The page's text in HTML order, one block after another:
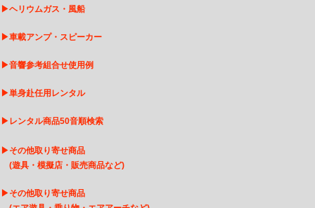
▶ヘリウムガス・風船
▶車載アンプ・スピーカー
▶音響参考組合せ使用例
▶単身赴任用レンタル
▶ レンタル商品50音順検索
▶その他取り寄せ商品
(遊具・模擬店・販売商品など)
▶その他取り寄せ商品